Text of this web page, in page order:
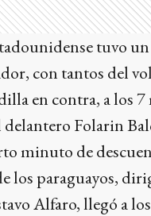
tuvo
con tantos del
en contra, a los
Folarin
minuto de
los paraguayos,
Alfaro, llegó a